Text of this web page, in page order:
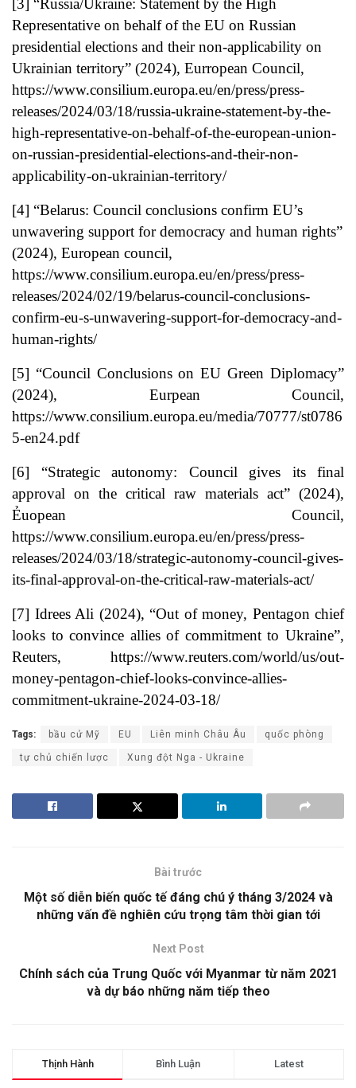
[3] “Russia/Ukraine: Statement by the High
Representative on behalf of the EU on Russian
presidential elections and their non-applicability on
Ukrainian territory” (2024), Eurropean Council,
https://www.consilium.europa.eu/en/press/press-
releases/2024/03/18/russia-ukraine-statement-by-the-
high-representative-on-behalf-of-the-european-union-
on-russian-presidential-elections-and-their-non-
applicability-on-ukrainian-territory/
[4] “Belarus: Council conclusions confirm EU’s
unwavering support for democracy and human rights”
(2024), European council,
https://www.consilium.europa.eu/en/press/press-
releases/2024/02/19/belarus-council-conclusions-
confirm-eu-s-unwavering-support-for-democracy-and-
human-rights/
[5] “Council Conclusions on EU Green Diplomacy”
(2024), Eurpean Council,
https://www.consilium.europa.eu/media/70777/st0786
5-en24.pdf
[6] “Strategic autonomy: Council gives its final
approval on the critical raw materials act” (2024),
Ẻuopean Council,
https://www.consilium.europa.eu/en/press/press-
releases/2024/03/18/strategic-autonomy-council-gives-
its-final-approval-on-the-critical-raw-materials-act/
[7] Idrees Ali (2024), “Out of money, Pentagon chief
looks to convince allies of commitment to Ukraine”,
Reuters, https://www.reuters.com/world/us/out-
money-pentagon-chief-looks-convince-allies-
commitment-ukraine-2024-03-18/
Tags: bầu cử Mỹ EU Liên minh Châu Âu quốc phòng
tự chủ chiến lược Xung đột Nga - Ukraine
Bài trước
Một số diễn biến quốc tế đáng chú ý tháng 3/2024 và
những vấn đề nghiên cứu trọng tâm thời gian tới
Next Post
Chính sách của Trung Quốc với Myanmar từ năm 2021
và dự báo những năm tiếp theo
Thịnh Hành Bình Luận Latest